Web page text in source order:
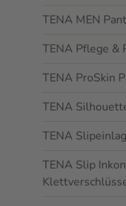
TENA MEN
TENA Pflege &
TENA ProSkin
TENA
TENA
TENA Slip